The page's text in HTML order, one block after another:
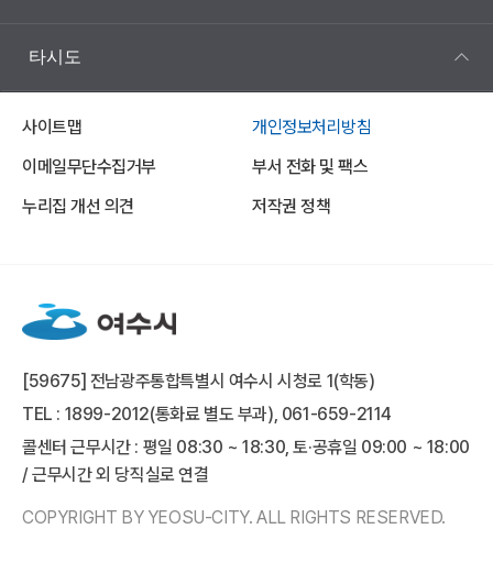
타시도
사이트맵
개인정보처리방침
이메일무단수집거부
부서 전화 및 팩스
누리집 개선 의견
저작권 정책
[59675] 전남광주통합특별시 여수시 시청로 1(학동)
TEL : 1899-2012(통화료 별도 부과), 061-659-2114
콜센터 근무시간 : 평일 08:30 ~ 18:30, 토·공휴일 09:00 ~ 18:00
/ 근무시간 외 당직실로 연결
COPYRIGHT BY YEOSU-CITY. ALL RIGHTS RESERVED.